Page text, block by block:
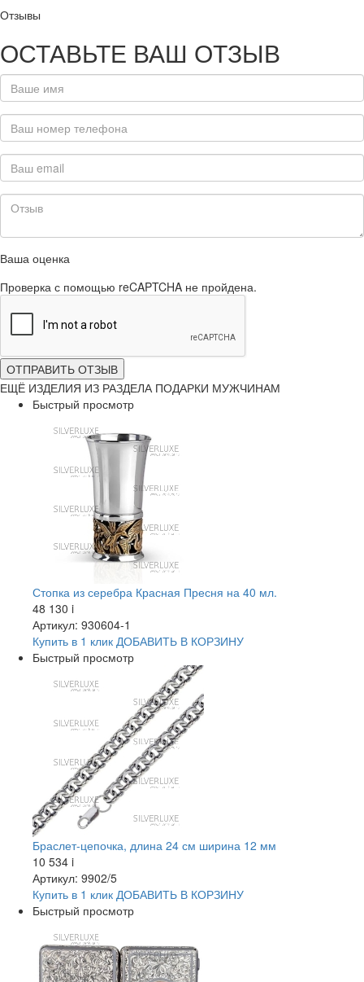
Отзывы
ОСТАВЬТЕ ВАШ ОТЗЫВ
Ваша оценка
Проверка с помощью reCAPTCHA не пройдена.
ОТПРАВИТЬ ОТЗЫВ
ЕЩЁ ИЗДЕЛИЯ ИЗ РАЗДЕЛА ПОДАРКИ МУЖЧИНАМ
Быстрый просмотр
Стопка из серебра Красная Пресня на 40 мл.
48 130 i
Артикул: 930604-1
Купить в 1 клик ДОБАВИТЬ В КОРЗИНУ
Быстрый просмотр
Браслет-цепочка, длина 24 см ширина 12 мм
10 534 i
Артикул: 9902/5
Купить в 1 клик ДОБАВИТЬ В КОРЗИНУ
Быстрый просмотр